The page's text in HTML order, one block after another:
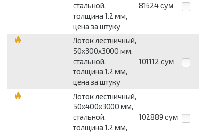
стальной,
толщина 1.2 мм,
цена за штуку
81624 сум
Лоток лестничный,
50х300х3000 мм,
стальной,
толщина 1.2 мм,
цена за штуку
101112 сум
Лоток лестничный,
50х400х3000 мм,
стальной,
толщина 1.2 мм,
102889 сум